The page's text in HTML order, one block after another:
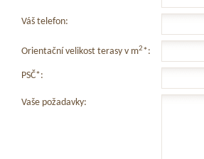
Váš telefon:
Orientační velikost terasy v m2*:
PSČ*:
Vaše požadavky: